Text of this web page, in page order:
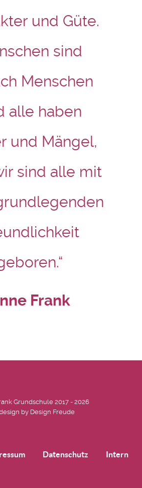
und Güte.
sind
Menschen
alle haben
und Mängel,
sind alle mit
Frank
Grundschule 2017 - 2026
by Design Freude
Datenschutz Intern